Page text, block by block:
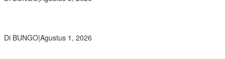
Di BUNGO|Agustus 1, 2026